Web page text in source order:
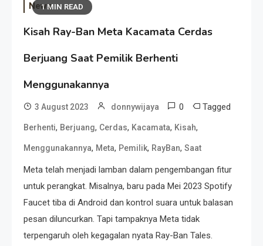
1 MIN READ
News
Kisah Ray-Ban Meta Kacamata Cerdas
Berjuang Saat Pemilik Berhenti
Menggunakannya
3 August 2023 donnywijaya 0 Tagged
Berhenti, Berjuang, Cerdas, Kacamata, Kisah,
Menggunakannya, Meta, Pemilik, RayBan, Saat
Meta telah menjadi lamban dalam pengembangan fitur
untuk perangkat. Misalnya, baru pada Mei 2023 Spotify
Faucet tiba di Android dan kontrol suara untuk balasan
pesan diluncurkan. Tapi tampaknya Meta tidak
terpengaruh oleh kegagalan nyata Ray-Ban Tales.